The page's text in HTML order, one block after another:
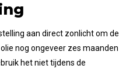
aan direct zonlicht om de
nog ongeveer zes maanden
het niet tijdens de